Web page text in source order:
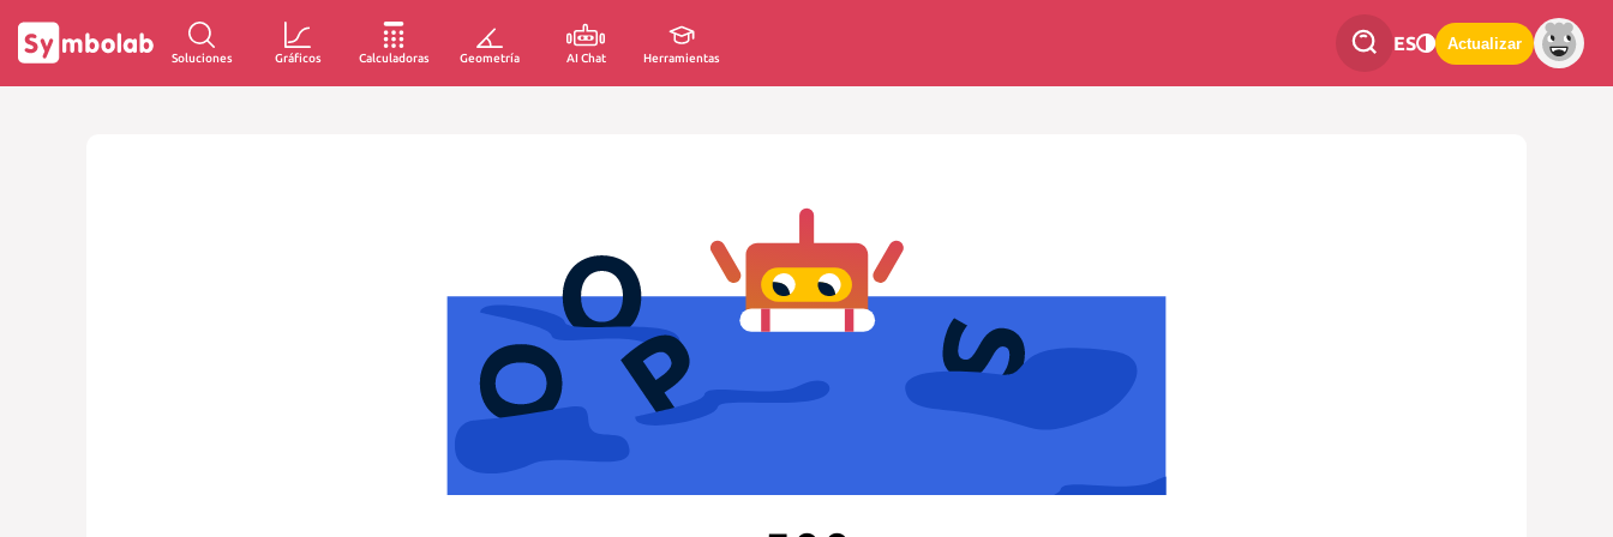
Soluciones Gráficos Calculadoras Geometría AI Chat Herramientas
ES Actualizar